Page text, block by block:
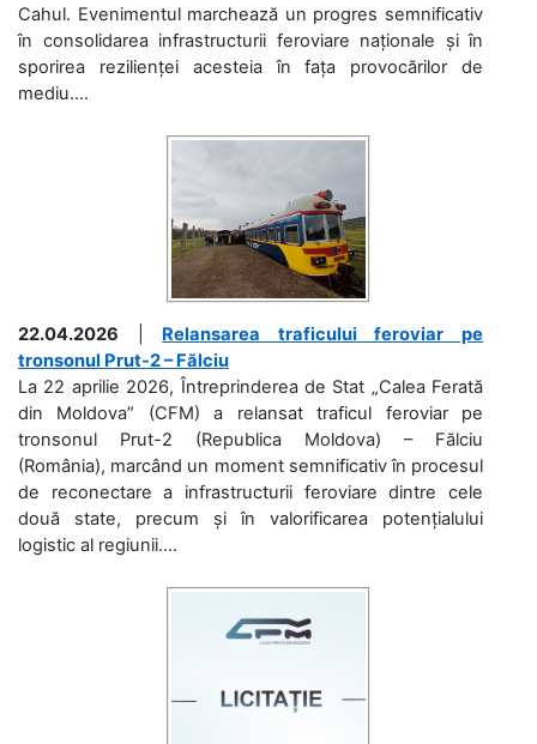
Cahul. Evenimentul marchează un progres semnificativ
în consolidarea infrastructurii feroviare naționale și în
sporirea rezilienței acesteia în fața provocărilor de
mediu....
22.04.2026
Relansarea traficului feroviar pe
tronsonul Prut-2 – Fălciu
La 22 aprilie 2026, Întreprinderea de Stat „Calea Ferată
din Moldova” (CFM) a relansat traficul feroviar pe
tronsonul Prut-2 (Republica Moldova) – Fălciu
(România), marcând un moment semnificativ în procesul
de reconectare a infrastructurii feroviare dintre cele
două state, precum și în valorificarea potențialului
logistic al regiunii....